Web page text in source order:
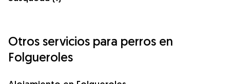
Otros servicios para perros en
Folgueroles